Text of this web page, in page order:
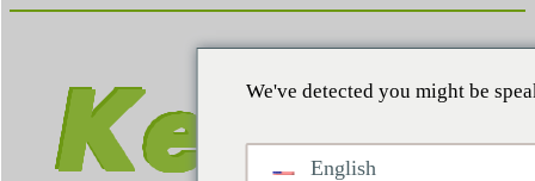
We've detected you might be
English